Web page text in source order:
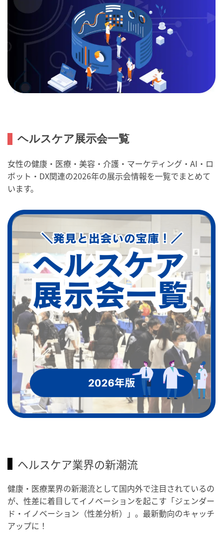
ヘルスケア展示会一覧
女性の健康・医療・美容・介護・マーケティング・AI・ロ
ボット・DX関連の2026年の展示会情報を一覧でまとめて
います。
ヘルスケア業界の新潮流
健康・医療業界の新潮流として国内外で注目されているの
が、性差に着目してイノベーションを起こす「ジェンダー
ド・イノベーション（性差分析）」。最新動向のキャッチ
アップに！